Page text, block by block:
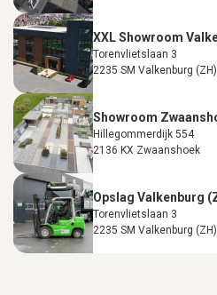
XXL Showroom
Torenvlietslaan 3
2235 SM Valkenburg (ZH)
Showroom
Hillegommerdijk 554
2136 KX Zwaanshoek
Opslag Valkenburg
Torenvlietslaan 3
2235 SM Valkenburg (ZH)